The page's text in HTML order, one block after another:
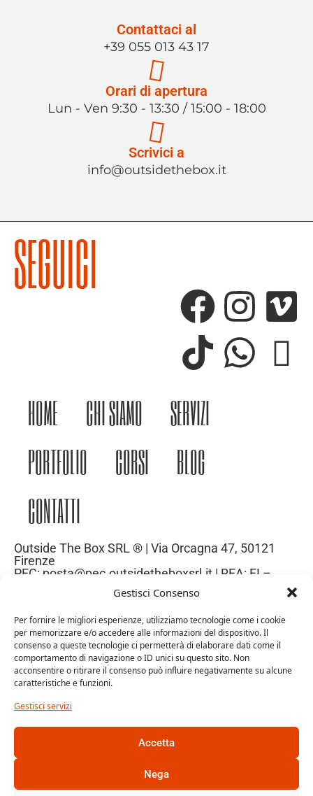
Gestisci Consenso
Per fornire le migliori esperienze, utilizziamo tecnologie come i cookie
per memorizzare e/o accedere alle informazioni del dispositivo. Il
consenso a queste tecnologie ci permetterà di elaborare dati come il
comportamento di navigazione o ID unici su questo sito. Non
acconsentire o ritirare il consenso può influire negativamente su alcune
caratteristiche e funzioni.
Gestisci servizi
Accetta
Nega
Contattaci al
+39 055 013 43 17
Orari di apertura
Lun - Ven 9:30 - 13:30 / 15:00 - 18:00
Scrivici a
info@outsidethebox.it
HOME CHI SIAMO
SERVIZI
PORTFOLIO
CORSI
BLOG
CONTATTI
Outside The Box SRL ® | Via Orcagna 47, 50121
Firenze
PEC: posta@pec.outsidetheboxsrl.it | REA: FI –
669971| P.IVA: 06969740486
Capitale Sociale: 10.000€
SEGUICI
Trattamento dei dati personali